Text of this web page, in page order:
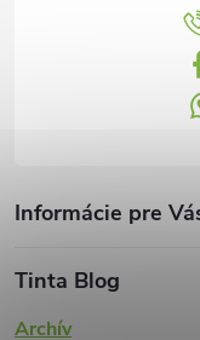
s
u
Informácie pre
Tinta Blog
Archív